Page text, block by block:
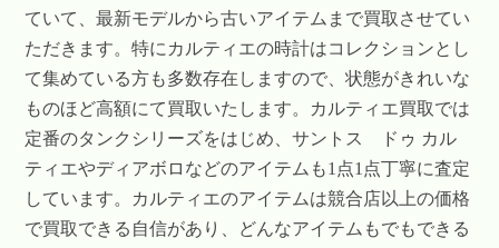
ていて、最新モデルから古いアイテムまで買取させてい
ただきます。特にカルティエの時計はコレクションとし
て集めている方も多数存在しますので、状態がきれいな
ものほど高額にて買取いたします。カルティエ買取では
定番のタンクシリーズをはじめ、サントス ドゥ カル
ティエやディアボロなどのアイテムも1点1点丁寧に査定
しています。カルティエのアイテムは競合店以上の価格
で買取できる自信があり、どんなアイテムもでもできる